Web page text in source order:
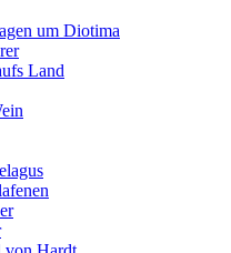
um Diotima
Land